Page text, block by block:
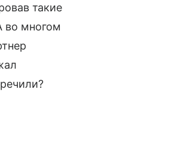
такие
во многом